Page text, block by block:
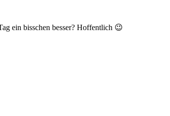
ein bisschen besser? Hoffentlich 😉